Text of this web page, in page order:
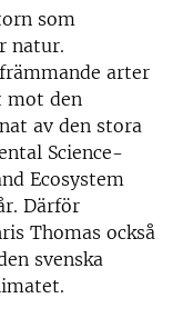
som
natur.
arter
mot den
av den stora
Science-
Ecosystem
Därför
Thomas också
svenska